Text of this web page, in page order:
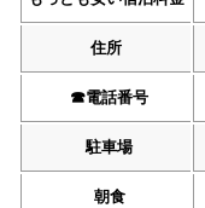
住所
☎︎電話番号
駐車場
朝食